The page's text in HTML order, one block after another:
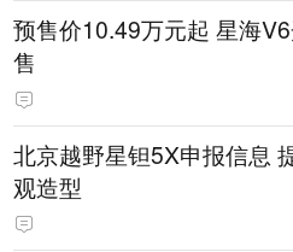
预售价10.49万元起 星海
售
北京越野星钽5X申报信息
观造型